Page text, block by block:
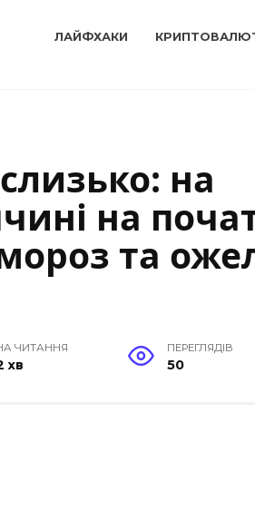
ЛАЙФХАКИ
на
на
та
ЧИТАННЯ
хв
ПЕРЕГЛЯДІВ
50